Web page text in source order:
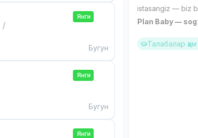
/
Янги
Бугун
Янги
Бугун
Янги
istasangiz — biz
Plan Baby —
Талабалар